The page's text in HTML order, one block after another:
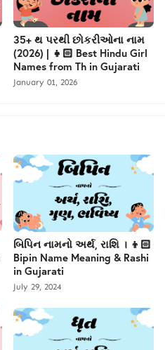
35+ થ પરથી છોકરીઓના નામ
(2026) | 👧🏻 Best Hindu Girl
Names from Th in Gujarati
January 01, 2026
બિપિન નામનો અર્થ, રાશિ । 👦🏻
Bipin Name Meaning & Rashi
in Gujarati
July 29, 2024